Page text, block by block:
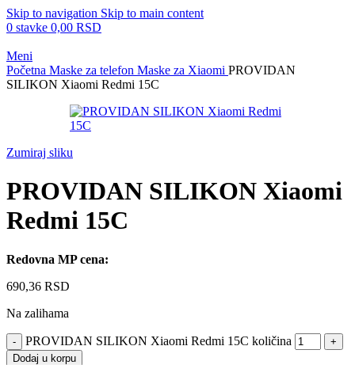
Skip to navigation Skip to main content
0 stavke 0,00 RSD
Meni
Početna Maske za telefon Maske za Xiaomi PROVIDAN
SILIKON Xiaomi Redmi 15C
Zumiraj sliku
PROVIDAN SILIKON Xiaomi
Redmi 15C
Redovna MP cena:
690,36 RSD
Na zalihama
PROVIDAN SILIKON Xiaomi Redmi 15C količina
Dodaj u korpu